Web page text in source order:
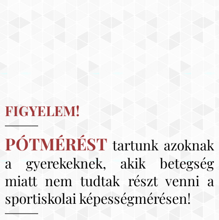
FIGYELEM!
PÓTMÉRÉST tartunk azoknak
a gyerekeknek, akik betegség
miatt nem tudtak részt venni a
sportiskolai képességmérésen!